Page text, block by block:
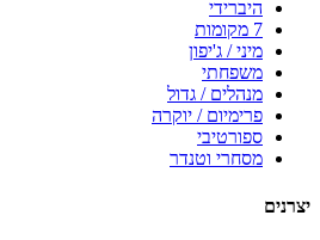
היברידי
7 מקומות
מיני / ג'יפון
משפחתי
מנהלים / גדול
פרימיום / יוקרה
ספורטיבי
מסחרי וטנדר
יצרנים